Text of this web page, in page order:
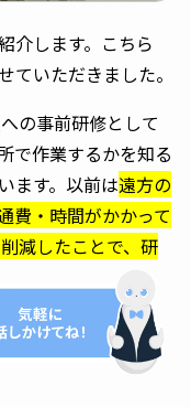
介します。こちら
ていただきました。
の事前研修として
で作業するかを知る
ます。以前は遠方の
費・時間がかかって
減したことで、研
はこちら